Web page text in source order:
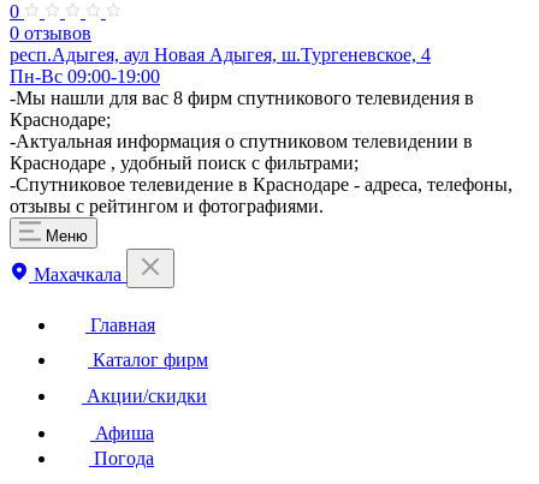
0
0 отзывов
респ.Адыгея, аул Новая Адыгея, ш.Тургеневское, 4
Пн-Вс 09:00-19:00
​-Мы нашли для вас 8 фирм спутникового телевидения в
Краснодаре;
-Актуальная информация о спутниковом телевидении в
Краснодаре , удобный поиск с фильтрами;
-Спутниковое телевидение в Краснодаре - адреса, телефоны,
отзывы с рейтингом и фотографиями.
Меню
Махачкала
Главная
Каталог фирм
Акции/скидки
Афиша
Погода